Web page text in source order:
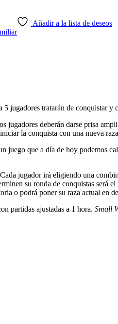
Añadir a la lista de deseos
jugadores tratarán de conquistar y
jugadores deberán darse prisa
la conquista con una nueva
juego que a día de hoy podemos
jugador irá eligiendo una
su ronda de conquistas será
o podrá poner su raza actual
partidas ajustadas a 1 hora. Small